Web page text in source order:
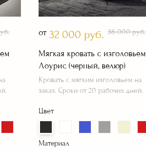
от 32 000 руб. 36 000 руб.
Мягкая кровать с изголовьем
Лоурис (черный, велюр)
Кровать с мягким изголовьем на
заказ. Сроки от 20 рабочих дней.
Цвет
Материал